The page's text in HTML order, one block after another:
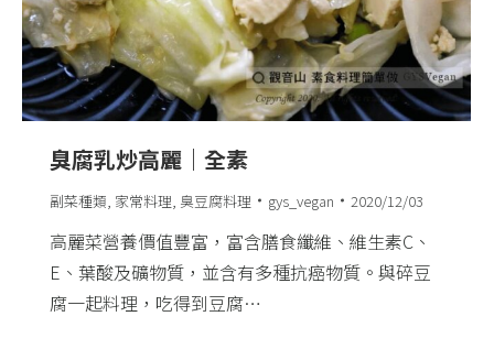
臭腐乳炒高麗｜全素
副菜種類 家常料理 臭豆腐料理 gys_vegan 2020/12/03
高麗菜營養價值豐富，富含膳食纖維、維生素C、
E、葉酸及礦物質，並含有多種抗癌物質。與碎豆
腐一起料理，吃得到豆腐…